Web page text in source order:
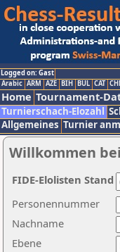
Logged on: Gast
Arabic ARM AZE BIH BUL CAT
Home Tournament-
Turnierschach-Elozahl
Allgemeines Turnier
Willkommen
Nachname
Ebene
Personennummer
FIDE-Elolisten Stand